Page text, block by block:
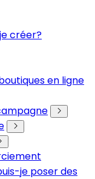
créer?
en ligne
je poser des